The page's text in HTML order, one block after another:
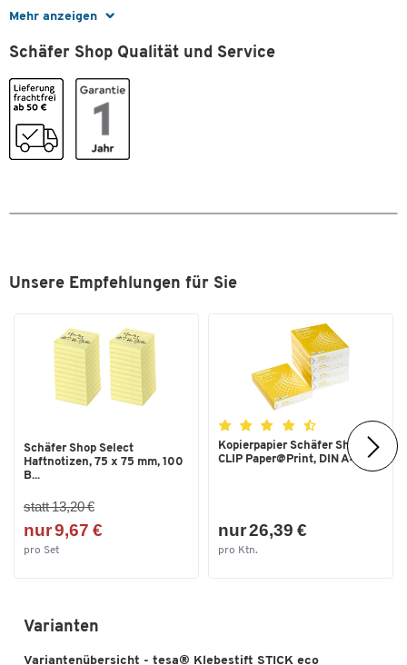
Mehr anzeigen
Schäfer Shop Qualität und Service
Unsere Empfehlungen für Sie
Schäfer Shop Select
Haftnotizen, 75 x 75 mm, 100
B...
statt 13,20 €
nur 9,67 €
pro Set
Kopierpapier Schäfer Shop
CLIP Paper@Print, DIN A4...
nur 26,39 €
pro Ktn.
Varianten
Variantenübersicht - tesa® Klebestift STICK eco
Zum Zoomen doppeltippen